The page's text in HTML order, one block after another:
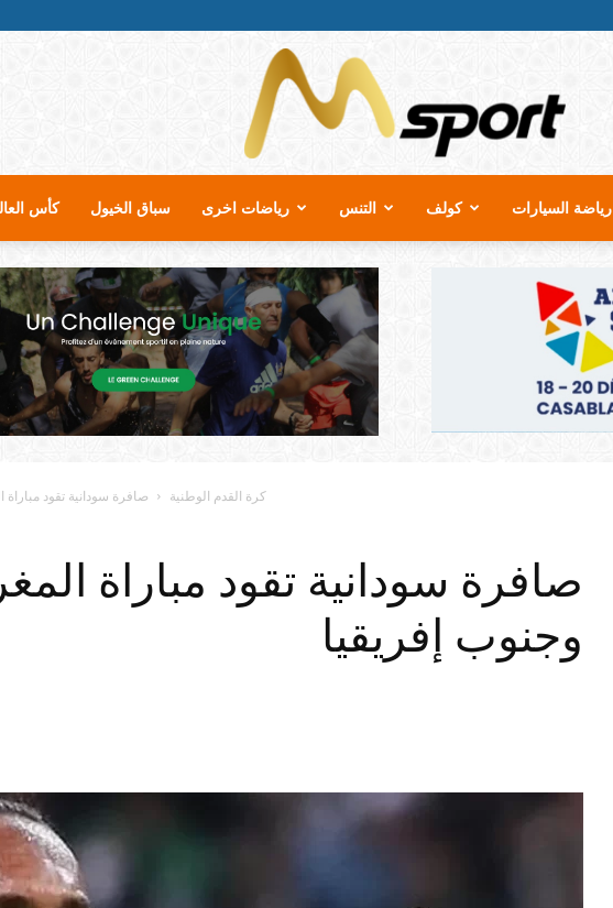
MSport.ma
كأس العالم سباق الخيول رياضات اخرى التنس كولف رياضة السيارات
كرة القدم الوطنية صافرة سودانية تقود
صافرة سودانية تقود مباراة
وجنوب إفريقيا